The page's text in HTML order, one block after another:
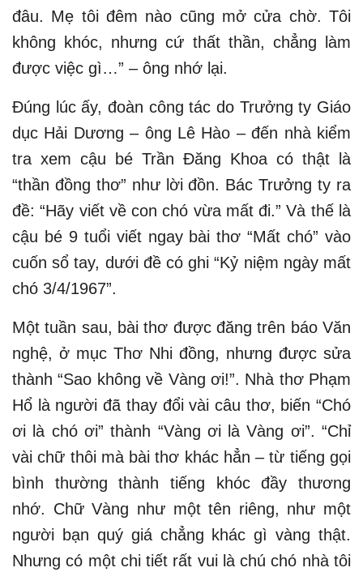
đâu. Mẹ tôi đêm nào cũng mở cửa chờ. Tôi
không khóc, nhưng cứ thất thần, chẳng làm
được việc gì…” – ông nhớ lại.
Đúng lúc ấy, đoàn công tác do Trưởng ty Giáo
dục Hải Dương – ông Lê Hào – đến nhà kiểm
tra xem cậu bé Trần Đăng Khoa có thật là
“thần đồng thơ” như lời đồn. Bác Trưởng ty ra
đề: “Hãy viết về con chó vừa mất đi.” Và thế là
cậu bé 9 tuổi viết ngay bài thơ “Mất chó” vào
cuốn sổ tay, dưới đề có ghi “Kỷ niệm ngày mất
chó 3/4/1967”.
Một tuần sau, bài thơ được đăng trên báo Văn
nghệ, ở mục Thơ Nhi đồng, nhưng được sửa
thành “Sao không về Vàng ơi!”. Nhà thơ Phạm
Hổ là người đã thay đổi vài câu thơ, biến “Chó
ơi là chó ơi” thành “Vàng ơi là Vàng ơi”. “Chỉ
vài chữ thôi mà bài thơ khác hẳn – từ tiếng gọi
bình thường thành tiếng khóc đầy thương
nhớ. Chữ Vàng như một tên riêng, như một
người bạn quý giá chẳng khác gì vàng thật.
Nhưng có một chi tiết rất vui là chú chó nhà tôi